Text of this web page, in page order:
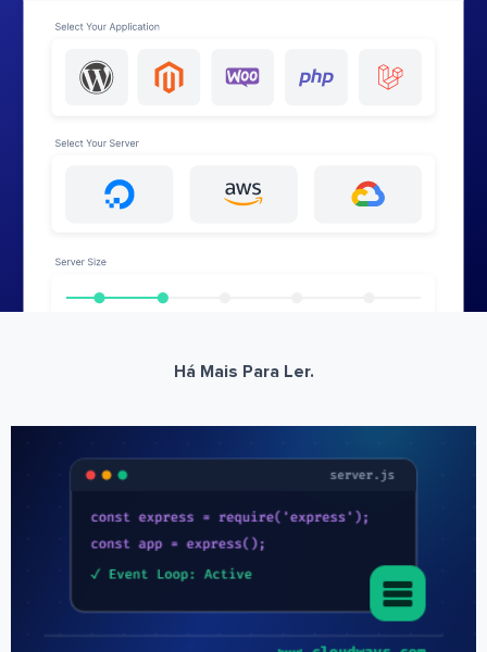
Há Mais Para Ler.